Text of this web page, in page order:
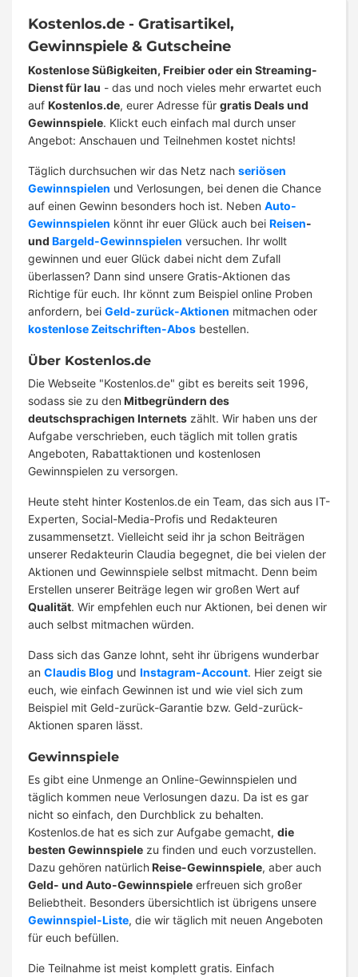
Kostenlos.de - Gratisartikel,
Gewinnspiele & Gutscheine
Kostenlose Süßigkeiten, Freibier oder ein Streaming-
Dienst für lau - das und noch vieles mehr erwartet euch
auf Kostenlos.de, eurer Adresse für gratis Deals und
Gewinnspiele. Klickt euch einfach mal durch unser
Angebot: Anschauen und Teilnehmen kostet nichts!
Täglich durchsuchen wir das Netz nach seriösen
Gewinnspielen und Verlosungen, bei denen die Chance
auf einen Gewinn besonders hoch ist. Neben Auto-
Gewinnspielen könnt ihr euer Glück auch bei Reisen-
und Bargeld-Gewinnspielen versuchen. Ihr wollt
gewinnen und euer Glück dabei nicht dem Zufall
überlassen? Dann sind unsere Gratis-Aktionen das
Richtige für euch. Ihr könnt zum Beispiel online Proben
anfordern, bei Geld-zurück-Aktionen mitmachen oder
kostenlose Zeitschriften-Abos bestellen.
Über Kostenlos.de
Die Webseite "Kostenlos.de" gibt es bereits seit 1996,
sodass sie zu den Mitbegründern des
deutschsprachigen Internets zählt. Wir haben uns der
Aufgabe verschrieben, euch täglich mit tollen gratis
Angeboten, Rabattaktionen und kostenlosen
Gewinnspielen zu versorgen.
Heute steht hinter Kostenlos.de ein Team, das sich aus IT-
Experten, Social-Media-Profis und Redakteuren
zusammensetzt. Vielleicht seid ihr ja schon Beiträgen
unserer Redakteurin Claudia begegnet, die bei vielen der
Aktionen und Gewinnspiele selbst mitmacht. Denn beim
Erstellen unserer Beiträge legen wir großen Wert auf
Qualität. Wir empfehlen euch nur Aktionen, bei denen wir
auch selbst mitmachen würden.
Dass sich das Ganze lohnt, seht ihr übrigens wunderbar
an Claudis Blog und Instagram-Account. Hier zeigt sie
euch, wie einfach Gewinnen ist und wie viel sich zum
Beispiel mit Geld-zurück-Garantie bzw. Geld-zurück-
Aktionen sparen lässt.
Gewinnspiele
Es gibt eine Unmenge an Online-Gewinnspielen und
täglich kommen neue Verlosungen dazu. Da ist es gar
nicht so einfach, den Durchblick zu behalten.
Kostenlos.de hat es sich zur Aufgabe gemacht, die
besten Gewinnspiele zu finden und euch vorzustellen.
Dazu gehören natürlichReise-Gewinnspiele, aber auch
Geld- und Auto-Gewinnspiele erfreuen sich großer
Beliebtheit. Besonders übersichtlich ist übrigens unsere
Gewinnspiel-Liste, die wir täglich mit neuen Angeboten
für euch befüllen.
Die Teilnahme ist meist komplett gratis. Einfach